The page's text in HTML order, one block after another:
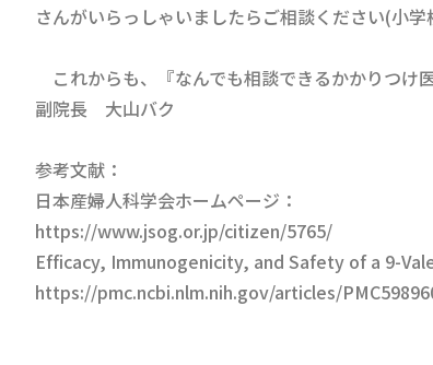
さんがいらっしゃいましたらご相談ください(小
これからも、『なんでも相談できるかかりつけ
副院長 大山バク
参考文献：
日本産婦人科学会ホームページ：
https://www.jsog.or.jp/citizen/5765/
Efficacy, Immunogenicity, and Safety of a 9-
https://pmc.ncbi.nlm.nih.gov/articles/